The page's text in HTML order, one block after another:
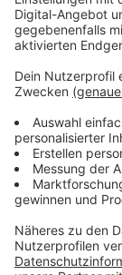
die Stadt das
aufgestockt.
eine
Lotsenteam
beantwortet
in den
sei es
aufzupassen,
sich im
Infos dazu
Anzeige